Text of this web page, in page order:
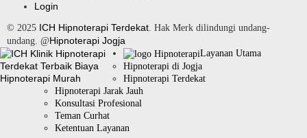
Login
© 2025 ICH Hipnoterapi Terdekat . Hak Merk dilindungi undang-
undang. @Hipnoterapi Jogja
Layanan Utama
Hipnoterapi di Jogja
Hipnoterapi Terdekat
Hipnoterapi Jarak Jauh
Konsultasi Profesional
Teman Curhat
Ketentuan Layanan